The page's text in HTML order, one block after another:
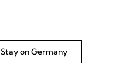
Stay on Germany